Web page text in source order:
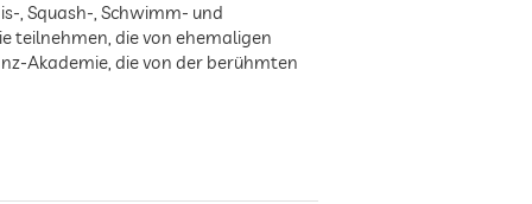
, Squash-, Schwimm- und
teilnehmen, die von ehemaligen
Akademie, die von der berühmten